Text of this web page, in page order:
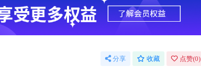
分享 收藏 点赞(0)